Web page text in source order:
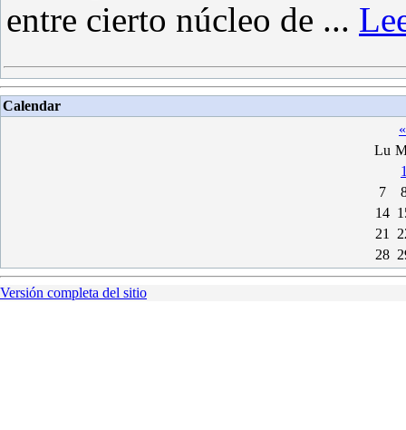
entre cierto núcleo de ...
Calendar
«
Lu
7
14
21
28
Versión completa del sitio